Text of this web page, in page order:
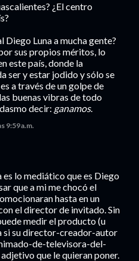
¿El centro
Diego Luna a mucha gente?
sus propios méritos, lo
este país, donde la
ser y estar jodido y sólo se
a través de un golpe de
buenas vibras de todo
decir: ganamos.
9:59 a.m.
lo mediático que es Diego
que a mi me chocó el
hasta en un
el director de invitado. Sin
medir el producto (u
si su director-creador-autor
de-televisora-del-
que le quieran poner.